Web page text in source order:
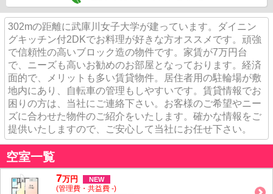
302mの距離に武庫川女子大学が建っています。ダイニン
グキッチン付2DKでお料理が好きな方オススメです。頑強
で信頼性の高いブロック造の物件です。家賃が7万円台
で、ニーズも高いお勧めのお部屋となっております。経済
面的で、メリットも多い賃貸物件。居住者用の駐輪場が敷
地内にあり、自転車の管理もしやすいです。賃貸情報でお
困りの方は、当社にご連絡下さい。お客様のご希望やニー
ズに合わせた物件のご紹介をいたします。確かな情報をご
提供いたしますので、ご安心して当社にお任せ下さい。
空室一覧
7万円 NEW
(管理費・共益費 -)